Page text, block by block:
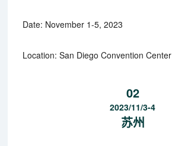
Date: November 1-5, 2023
Location: San Diego Convention Center
02
2023/11/3-4
苏州